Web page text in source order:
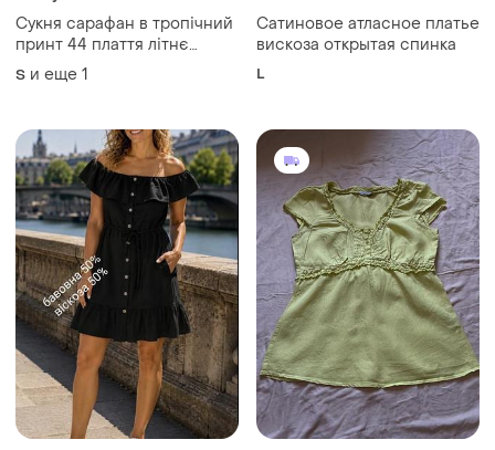
Сукня сарафан в тропічний
принт 44 плаття літнє
легеньке розпродаж
S и еще 1
Сатиновое атласное платье
вискоза открытая спинка
L